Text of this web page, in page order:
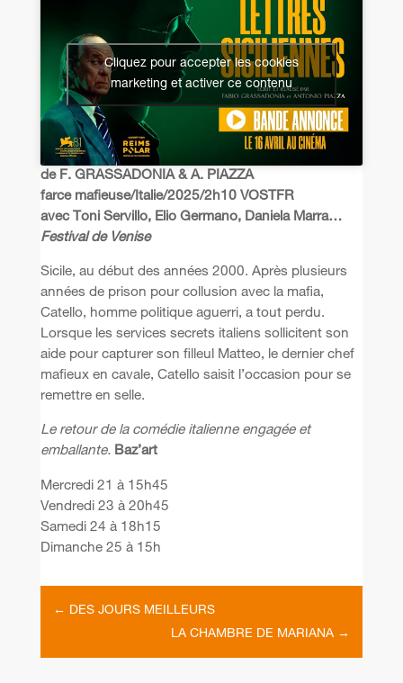
Cliquez pour accepter les cookies
marketing et activer ce contenu
de F. GRASSADONIA & A. PIAZZA
farce mafieuse/Italie/2025/2h10 VOSTFR
avec Toni Servillo, Elio Germano, Daniela Marra…
Festival de Venise
Sicile, au début des années 2000. Après plusieurs
années de prison pour collusion avec la mafia,
Catello, homme politique aguerri, a tout perdu.
Lorsque les services secrets italiens sollicitent son
aide pour capturer son filleul Matteo, le dernier chef
mafieux en cavale, Catello saisit l’occasion pour se
remettre en selle.
Le retour de la comédie italienne engagée et
emballante. Baz’art
Mercredi 21 à 15h45
Vendredi 23 à 20h45
Samedi 24 à 18h15
Dimanche 25 à 15h
← DES JOURS MEILLEURS
LA CHAMBRE DE MARIANA →